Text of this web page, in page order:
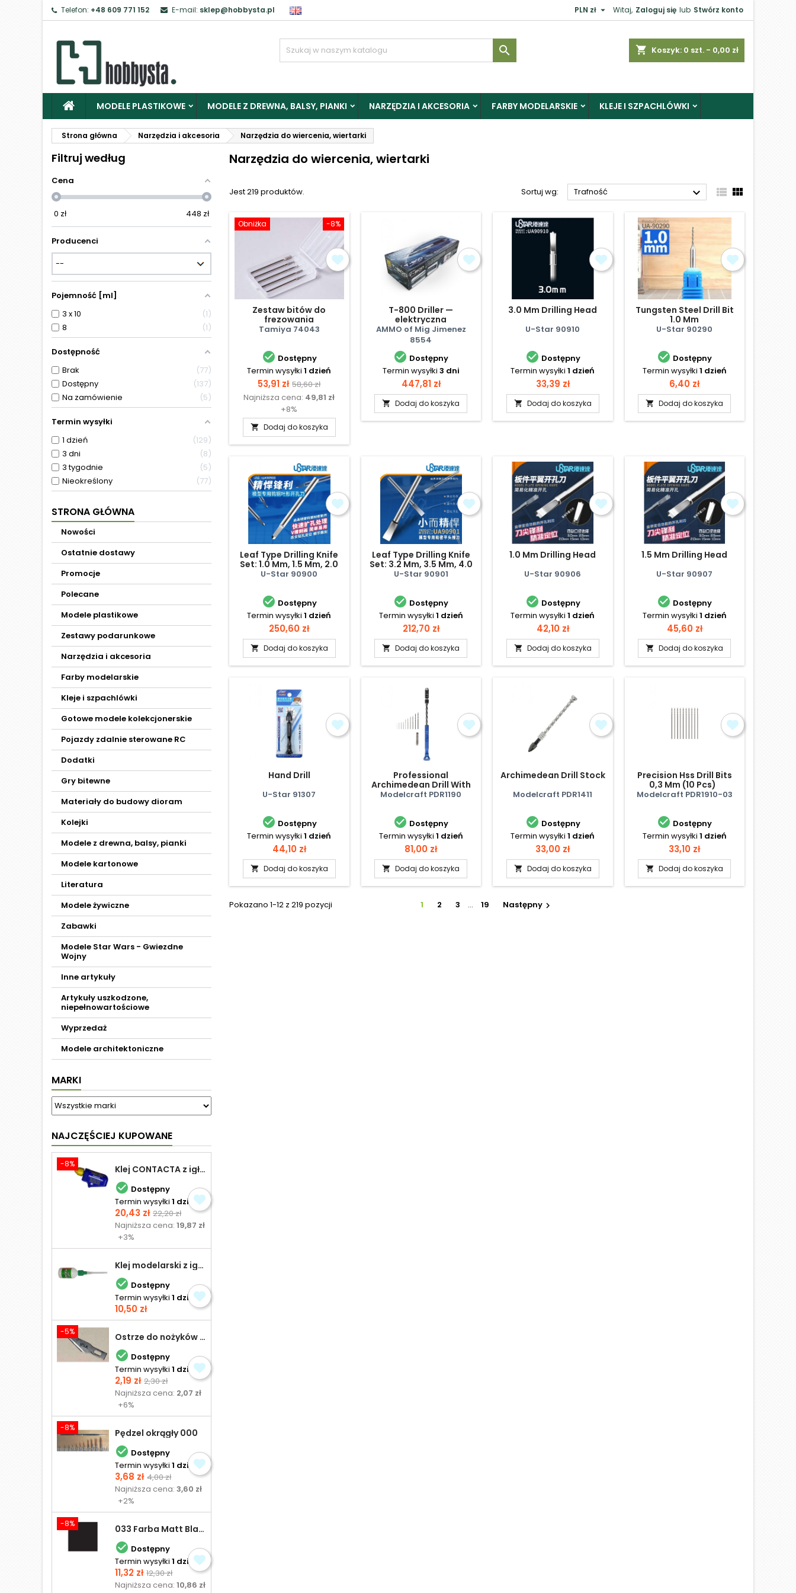
Telefon: +48 609 771 152 E-mail: sklep@hobbysta.pl Witaj, Zaloguj się lub Stwórz konto
PLN zł 
shopping_cart Koszyk: 0 szt. - 0,00 zł

MODELE PLASTIKOWE MODELE Z DREWNA, BALSY, PIANKI NARZĘDZIA I AKCESORIA FARBY MODELARSKIE KLEJE I SZPACHLÓWKI
Strona główna Narzędzia i akcesoria Narzędzia do wiercenia, wiertarki
Filtruj według
Cena
0 zł 448 zł
Producenci
Pojemność [ml]
3 x 10
1
8
1
Dostępność
Brak
77
Dostępny
137
Na zamówienie
5
Termin wysyłki
1 dzień
129
3 dni
8
3 tygodnie
5
Nieokreślony
77
STRONA GŁÓWNA
Nowości
Ostatnie dostawy
Promocje
Polecane
Modele plastikowe
Zestawy podarunkowe
Narzędzia i akcesoria
Farby modelarskie
Kleje i szpachlówki
Gotowe modele kolekcjonerskie
Pojazdy zdalnie sterowane RC
Dodatki
Gry bitewne
Materiały do budowy dioram
Kolejki
Modele z drewna, balsy, pianki
Modele kartonowe
Literatura
Modele żywiczne
Zabawki
Modele Star Wars - Gwiezdne
Wojny
Inne artykuły
Artykuły uszkodzone,
niepełnowartościowe
Wyprzedaż
Modele architektoniczne
MARKI
NAJCZĘŚCIEJ KUPOWANE
-8% Klej CONTACTA z igłą do plastiku 25,0 g
 Dostępny
Termin wysyłki 1 dzień
Cena
20,43 zł Cena
podstawowa
22,20 zł
Najniższa cena:19,87 zł
+3%
Klej modelarski z igłą 30 ml
 Dostępny
Termin wysyłki 1 dzień
Cena
10,50 zł
-5% Ostrze do nożyków Excel
 Dostępny
Termin wysyłki 1 dzień
Cena
2,19 zł Cena
podstawowa
2,30 zł
Najniższa cena: 2,07 zł
+6%
-8% Pędzel okrągły 000
 Dostępny
Termin wysyłki 1 dzień
Cena
3,68 zł Cena
podstawowa
4,00 zł
Najniższa cena:3,60 zł
+2%
-8% 033 Farba Matt Black - olejna
 Dostępny
Termin wysyłki 1 dzień
Cena
11,32 zł Cena
podstawowa
12,30 zł
Najniższa cena:10,86 zł
Narzędzia do wiercenia, wiertarki
Jest 219 produktów. Sortuj wg: Trafność   
-8%
Obniżka
Zestaw bitów do
frezowania
elektrycznego (5 szt.)
Tamiya 74043
 Dostępny
Termin wysyłki 1 dzień
Cena
53,91 zł Cena
podstawowa
58,60 zł
Najniższa cena: 49,81 zł
+8%
 Dodaj do koszyka
T-800 Driller —
elektryczna
miniwiertarka stożkowa
AMMO of Mig Jimenez
8554
 Dostępny
Termin wysyłki 3 dni
Cena
447,81 zł
 Dodaj do koszyka
3.0 Mm Drilling Head
U-Star 90910
 Dostępny
Termin wysyłki 1 dzień
Cena
33,39 zł
 Dodaj do koszyka
Tungsten Steel Drill Bit
1.0 Mm
U-Star 90290
 Dostępny
Termin wysyłki 1 dzień
Cena
6,40 zł
 Dodaj do koszyka
Leaf Type Drilling Knife
Set: 1.0 Mm, 1.5 Mm, 2.0
Mm, 2.5 Mm
U-Star 90900
 Dostępny
Termin wysyłki 1 dzień
Cena
250,60 zł
 Dodaj do koszyka
Leaf Type Drilling Knife
Set: 3.2 Mm, 3.5 Mm, 4.0
Mm, 4.5 Mm
U-Star 90901
 Dostępny
Termin wysyłki 1 dzień
Cena
212,70 zł
 Dodaj do koszyka
1.0 Mm Drilling Head
U-Star 90906
 Dostępny
Termin wysyłki 1 dzień
Cena
42,10 zł
 Dodaj do koszyka
1.5 Mm Drilling Head
U-Star 90907
 Dostępny
Termin wysyłki 1 dzień
Cena
45,60 zł
 Dodaj do koszyka
Hand Drill
U-Star 91307
 Dostępny
Termin wysyłki 1 dzień
Cena
44,10 zł
 Dodaj do koszyka
Professional
Archimedean Drill With
Drill Bits Set
Modelcraft PDR1190
 Dostępny
Termin wysyłki 1 dzień
Cena
81,00 zł
 Dodaj do koszyka
Archimedean Drill Stock
Modelcraft PDR1411
 Dostępny
Termin wysyłki 1 dzień
Cena
33,00 zł
 Dodaj do koszyka
Precision Hss Drill Bits
0,3 Mm (10 Pcs)
Modelcraft PDR1910-03
 Dostępny
Termin wysyłki 1 dzień
Cena
33,10 zł
 Dodaj do koszyka
Pokazano 1-12 z 219 pozycji 1 2 3 … 19 Następny 
Zaloguj
Aby zapisać produkty do Schowka, musisz się zalogować.
Anuluj Zaloguj